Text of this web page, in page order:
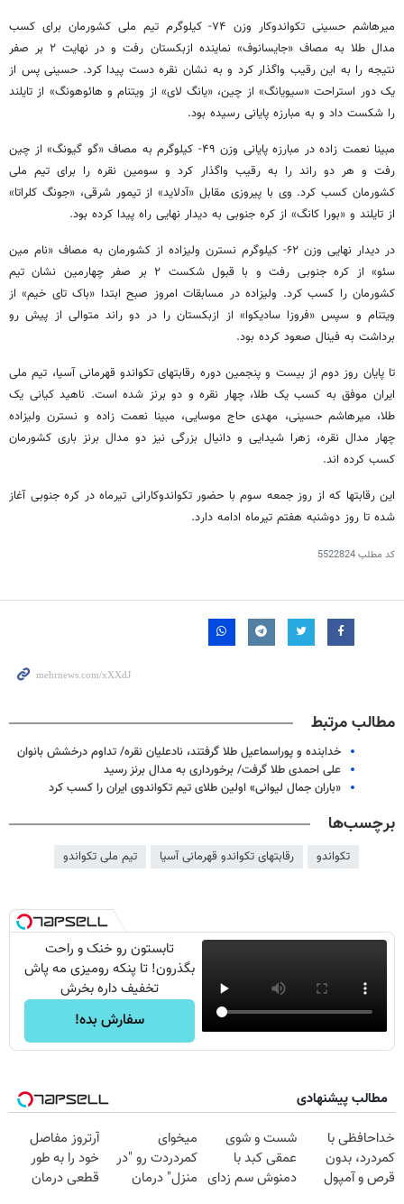
میرهاشم حسینی تکواندوکار وزن ۷۴- کیلوگرم تیم ملی کشورمان برای کسب
مدال طلا به مصاف «جایسانوف» نماینده ازبکستان رفت و در نهایت ۲ بر صفر
نتیجه را به این رقیب واگذار کرد و به نشان نقره دست پیدا کرد. حسینی پس از
یک دور استراحت «سیویانگ» از چین، «یانگ لای» از ویتنام و هائوهونگ» از تایلند
را شکست داد و به مبارزه پایانی رسیده بود.
مبینا نعمت زاده در مبارزه پایانی وزن ۴۹- کیلوگرم به مصاف «گو گیونگ» از چین
رفت و هر دو راند را به رقیب واگذار کرد و سومین نقره را برای تیم ملی
کشورمان کسب کرد. وی با پیروزی مقابل «آدلاید» از تیمور شرقی، «جونگ کلراتا»
از تایلند و «بورا کانگ» از کره جنوبی به دیدار نهایی راه پیدا کرده بود.
در دیدار نهایی وزن ۶۲- کیلوگرم نسترن ولیزاده از کشورمان به مصاف «نام مین
سئو» از کره جنوبی رفت و با قبول شکست ۲ بر صفر چهارمین نشان تیم
کشورمان را کسب کرد. ولیزاده در مسابقات امروز صبح ابتدا «باک تای خیم» از
ویتنام و سپس «فروزا سادیکوا» از ازبکستان را در دو راند متوالی از پیش رو
برداشت به فینال صعود کرده بود.
تا پایان روز دوم از بیست و پنجمین دوره رقابتهای تکواندو قهرمانی آسیا، تیم ملی
ایران موفق به کسب یک طلا، چهار نقره و دو برنز شده است. ناهید کیانی یک
طلا، میرهاشم حسینی، مهدی حاج موسایی، مبینا نعمت زاده و نسترن ولیزاده
چهار مدال نقره، زهرا شیدایی و دانیال بزرگی نیز دو مدال برنز باری کشورمان
کسب کرده اند.
این رقابتها که از روز جمعه سوم با حضور تکواندوکارانی تیرماه در کره جنوبی آغاز
شده تا روز دوشنبه هفتم تیرماه ادامه دارد.
کد مطلب5522824
مطالب مرتبط
خدابنده و پوراسماعیل طلا گرفتند، نادعلیان نقره/ تداوم درخشش بانوان
علی احمدی طلا گرفت/ برخورداری به مدال برنز رسید
«باران جمال لیوانی» اولین طلای تیم تکواندوی ایران را کسب کرد
برچسب‌ها
تکواندو رقابتهای تکواندو قهرمانی آسیا تیم ملی تکواندو
تابستون رو خنک و راحت
بگذرون! تا پنکه رومیزی مه پاش
تخفیف داره بخرش
سفارش بده!
مطالب پیشنهادی
خداحافظی با
کمردرد، بدون
قرص و آمپول
شست و شوی
عمقی کبد با
دمنوش سم زدای
میخوای
کمردردت رو "در
منزل" درمان
آرتروز مفاصل
خود را به طور
قطعی درمان